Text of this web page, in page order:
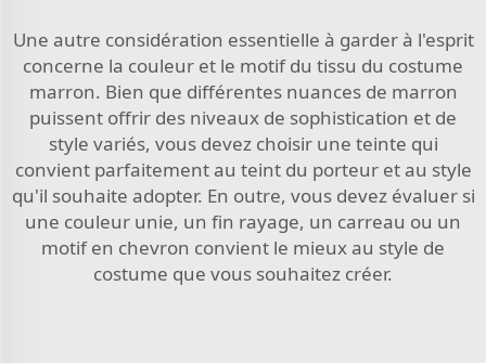
Une autre considération essentielle à garder à l'esprit
concerne la couleur et le motif du tissu du costume
marron. Bien que différentes nuances de marron
puissent offrir des niveaux de sophistication et de
style variés, vous devez choisir une teinte qui
convient parfaitement au teint du porteur et au style
qu'il souhaite adopter. En outre, vous devez évaluer si
une couleur unie, un fin rayage, un carreau ou un
motif en chevron convient le mieux au style de
costume que vous souhaitez créer.